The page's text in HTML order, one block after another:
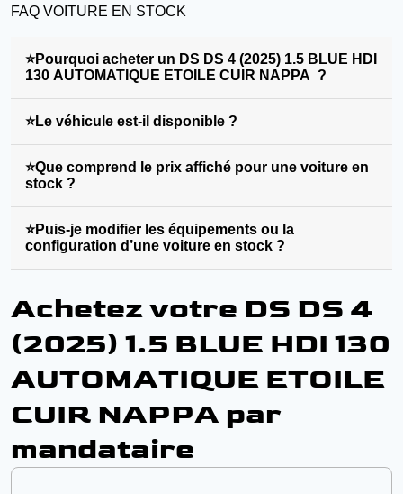
FAQ VOITURE EN STOCK
⭐Pourquoi acheter un DS DS 4 (2025) 1.5 BLUE HDI
130 AUTOMATIQUE ETOILE CUIR NAPPA ?
⭐Le véhicule est-il disponible ?
⭐Que comprend le prix affiché pour une voiture en
stock ?
⭐Puis-je modifier les équipements ou la
configuration d’une voiture en stock ?
Achetez votre DS DS 4
(2025) 1.5 BLUE HDI 130
AUTOMATIQUE ETOILE
CUIR NAPPA par
mandataire